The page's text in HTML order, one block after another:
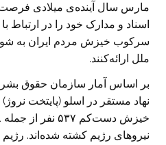
مارس سال آینده‌ی میلادی فرصت
اسناد و مدارک خود را در ارتباط
سرکوب خیزش مردم ایران به
ملل ارائه‌کنند.
بر اساس آمار سازمان حقوق
نهاد مستقر در اسلو (پایتخت
نیروهای رژیم کشته شده‌اند.